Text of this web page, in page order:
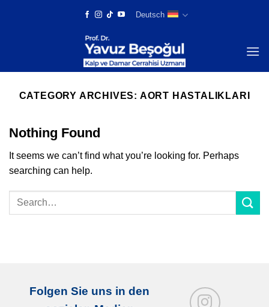
Deutsch
CATEGORY ARCHIVES: AORT HASTALIKLARI
Nothing Found
It seems we can’t find what you’re looking for. Perhaps
searching can help.
Folgen Sie uns in den